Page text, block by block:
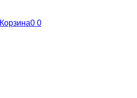
Корзина0 0